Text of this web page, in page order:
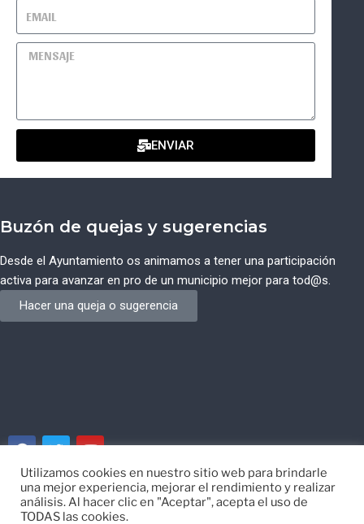
ENVIAR
Buzón de quejas y sugerencias
Desde el Ayuntamiento os animamos a tener una participación
activa para avanzar en pro de un municipio mejor para tod@s.
Hacer una queja o sugerencia
© Ayuntamiento de Campos del Río de Murcia
Utilizamos cookies en nuestro sitio web para brindarle
una mejor experiencia, mejorar el rendimiento y realizar
análisis. Al hacer clic en "Aceptar", acepta el uso de
TODAS las cookies.